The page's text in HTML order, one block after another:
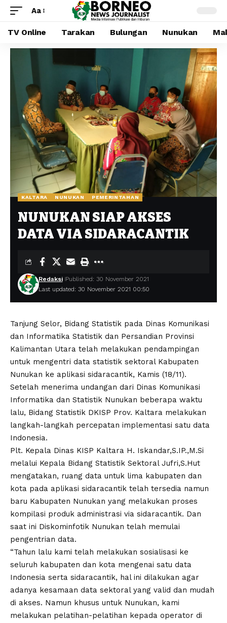
Aa
TV Online Tarakan Bulungan Nunukan
KALTARA NUNUKAN PEMERINTAHAN
NUNUKAN SIAP AKSES
DATA VIA SIDARACANTIK
Last updated: 30 November 2021 00:50
Redaksi Published: 30 November 2021
Tanjung Selor, Bidang Statistik pada Dinas Komunikasi
dan Informatika Statistik dan Persandian Provinsi
Kalimantan Utara telah melakukan pendampingan
untuk mengentri data statistik sektoral Kabupaten
Nunukan ke aplikasi sidaracantik, Kamis (18/11).
Setelah menerima undangan dari Dinas Komunikasi
Informatika dan Statistik Nunukan beberapa waktu
lalu, Bidang Statistik DKISP Prov. Kaltara melakukan
langkah-langkah percepatan implementasi satu data
Indonesia.
Plt. Kepala Dinas KISP Kaltara H. Iskandar,S.IP.,M.Si
melalui Kepala Bidang Statistik Sektoral Jufri,S.Hut
mengatakan, ruang data untuk lima kabupaten dan
kota pada aplikasi sidaracantik telah tersedia namun
baru Kabupaten Nunukan yang melakukan proses
kompilasi produk administrasi via sidaracantik. Dan
saat ini Diskominfotik Nunukan telah memulai
pengentrian data.
“Tahun lalu kami telah melakukan sosialisasi ke
seluruh kabupaten dan kota mengenai satu data
Indonesia serta sidaracantik, hal ini dilakukan agar
adanya kesamaan data sektoral yang valid dan mudah
di akses. Namun khusus untuk Nunukan, kami
melakukan pelatihan-pelatihan kepada operator di